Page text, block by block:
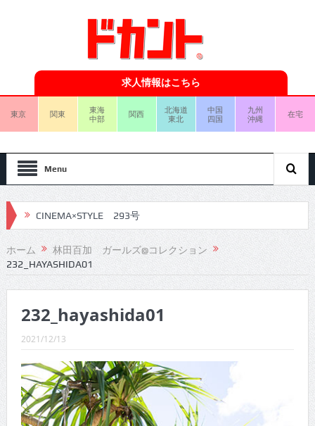
求人情報はこちら
東京 関東
東海
中部
関西
北海道
東北
中国
四国
九州
沖縄
在宅
Menu
CINEMA×STYLE 293号
CINEMA×STYLE 292号
CINEMA×STYLE 291号
CINEMA×STYLE 289号
CINEMA×STYLE 287号
CINEMA×STYLE 286号
ホーム
林田百加 ガールズ@コレクション
232_HAYASHIDA01
232_hayashida01
2021/12/13